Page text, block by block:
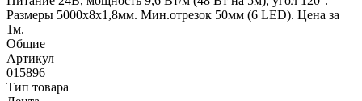
Размеры 5000х8х1,8мм. Мин.отрезок 50мм (6 LED). Цена за
1м.
Общие
Артикул
015896
Тип товара